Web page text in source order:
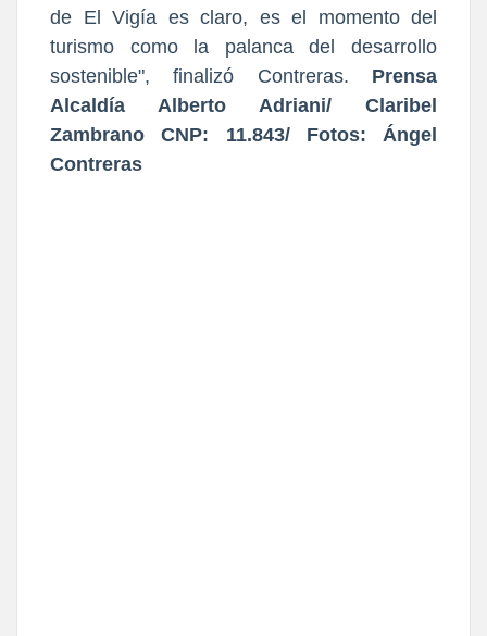
de El Vigía es claro, es el momento del
turismo como la palanca del desarrollo
sostenible", finalizó Contreras. Prensa
Alcaldía Alberto Adriani/ Claribel
Zambrano CNP: 11.843/ Fotos: Ángel
Contreras